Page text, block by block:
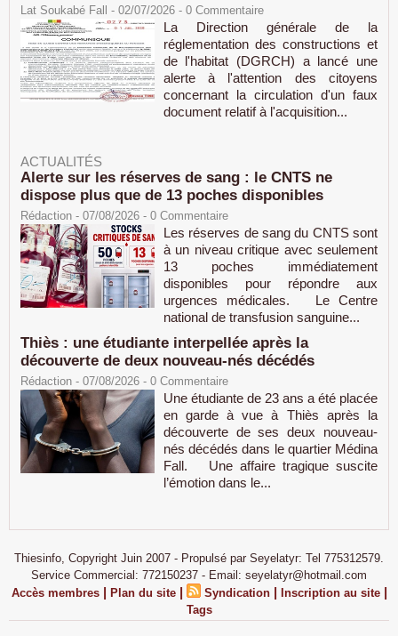
Lat Soukabé Fall - 02/07/2026 - 0 Commentaire
La Direction générale de la
réglementation des constructions et
de l'habitat (DGRCH) a lancé une
alerte à l'attention des citoyens
concernant la circulation d'un faux
document relatif à l'acquisition...
ACTUALITÉS
Alerte sur les réserves de sang : le CNTS ne
dispose plus que de 13 poches disponibles
Rédaction - 07/08/2026 - 0 Commentaire
Les réserves de sang du CNTS sont
à un niveau critique avec seulement
13 poches immédiatement
disponibles pour répondre aux
urgences médicales. Le Centre
national de transfusion sanguine...
Thiès : une étudiante interpellée après la
découverte de deux nouveau-nés décédés
Rédaction - 07/08/2026 - 0 Commentaire
Une étudiante de 23 ans a été placée
en garde à vue à Thiès après la
découverte de ses deux nouveau-
nés décédés dans le quartier Médina
Fall. Une affaire tragique suscite
l’émotion dans le...
Thiesinfo, Copyright Juin 2007 - Propulsé par Seyelatyr: Tel 775312579.
Service Commercial: 772150237 - Email: seyelatyr@hotmail.com
Accès membres | Plan du site | Syndication | Inscription au site |
Tags